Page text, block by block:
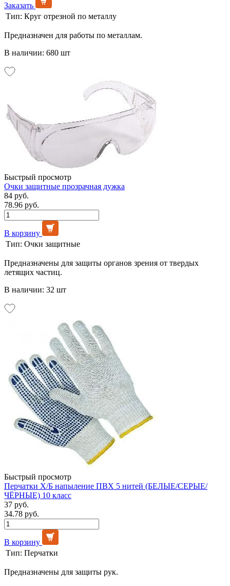
Заказать
Тип: Круг отрезной по металлу
Предназначен для работы по металлам.
В наличии: 680 шт
Быстрый просмотр
Очки защитные прозрачная дужка
84 руб.
78.96 руб.
В корзину
Тип: Очки защитные
Предназначены для защиты органов зрения от твердых
летящих частиц.
В наличии: 32 шт
Быстрый просмотр
Перчатки Х/Б напыление ПВХ 5 нитей (БЕЛЫЕ/СЕРЫЕ/
ЧЁРНЫЕ) 10 класс
37 руб.
34.78 руб.
В корзину
Тип: Перчатки
Предназначены для защиты рук.